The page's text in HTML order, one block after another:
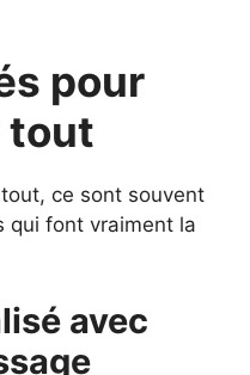
pour
tout
ce sont souvent
qui font vraiment la
avec